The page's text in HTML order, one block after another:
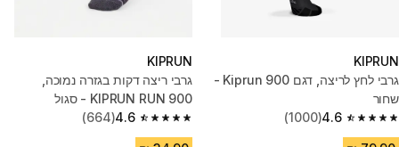
KIPRUN
גרבי לחץ לריצה, דגם Kiprun 900 -
שחור
4.6
4.6 out of 5 stars from 1000 reviews
(1000)
KIPRUN
גרבי ריצה דקות בגזרה נמוכה,
KIPRUN RUN 900 - סגול
4.6
4.6 out of 5 stars from 664 reviews
(664)